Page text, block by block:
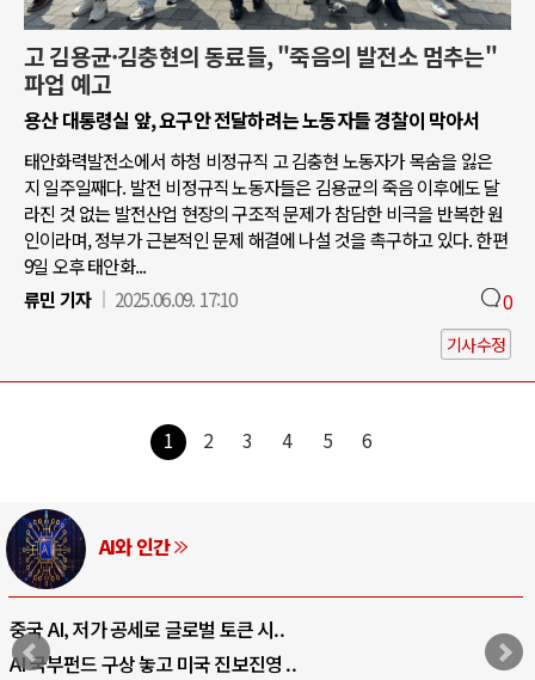
고 김용균·김충현의 동료들, "죽음의 발전소 멈추는"
파업 예고
용산 대통령실 앞, 요구안 전달하려는 노동자들 경찰이 막아서
태안화력발전소에서 하청 비정규직 고 김충현 노동자가 목숨을 잃은
지 일주일째다. 발전 비정규직 노동자들은 김용균의 죽음 이후에도 달
라진 것 없는 발전산업 현장의 구조적 문제가 참담한 비극을 반복한 원
인이라며, 정부가 근본적인 문제 해결에 나설 것을 촉구하고 있다. 한편
9일 오후 태안화...
류민 기자
2025.06.09. 17:10 0
기사수정
1 2 3 4 5 6
러시아-우크라이나 전쟁
전쟁의 추상화: 우크라이나, 대리전의 역..
EU·우크라이나 드론 협력 직후, 러시아..